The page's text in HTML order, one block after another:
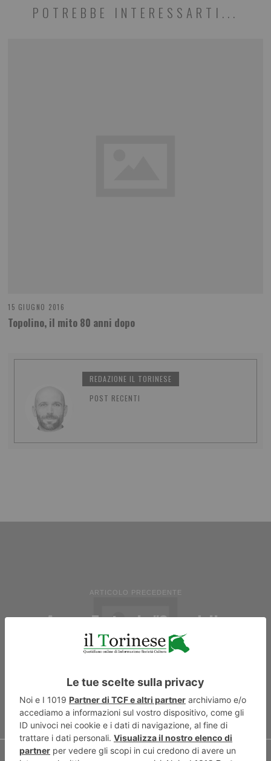
POTREBBE INTERESSARTI...
15 GIUGNO 2016
Topolino, il mito 80 anni dopo
REDAZIONE IL TORINESE
POST RECENTI
ARTICOLO PRECEDENTE
Apre a Torino la "Casa della
Solidarietà", per 12 universitari